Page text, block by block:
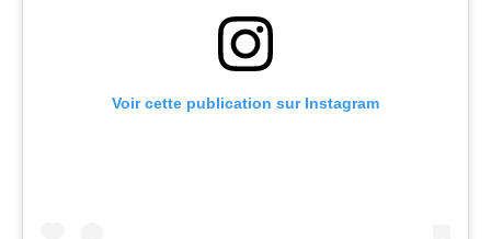
Voir cette publication sur Instagram